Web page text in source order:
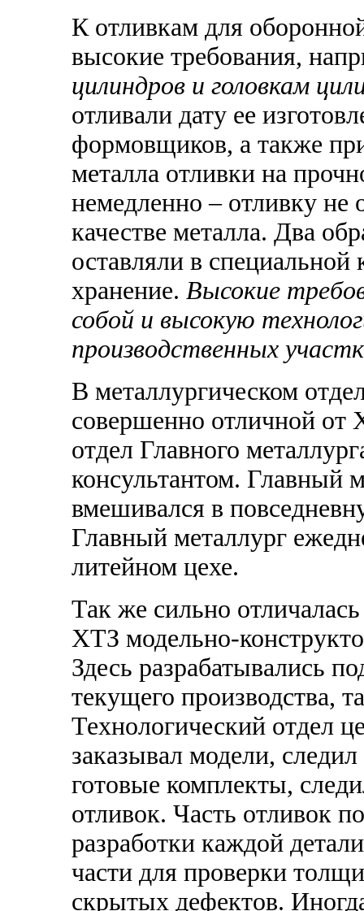
К отливкам для
высокие требования,
цилиндров и головкам
отливали дату ее
формовщиков, а также
металла отливки на
немедленно – отливку не
качестве металла. Два
оставляли в специальной
хранение. Высокие
собой и высокую
производственных
В металлургическом
совершенно отличной от
отдел Главного
консультантом. Главный
вмешивался в
Главный металлург
литейном цехе.
Так же сильно
ХТЗ модельно-
Здесь разрабатывались
текущего производства,
Технологический отдел
заказывал модели,
готовые комплекты,
отливок. Часть отливок
разработки каждой
части для проверки
скрытых дефектов.